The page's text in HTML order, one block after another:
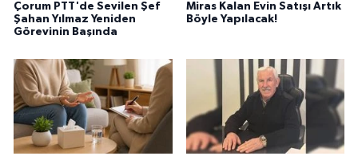
Çorum PTT'de Sevilen Şef
Şahan Yılmaz Yeniden
Görevinin Başında
Miras Kalan Evin Satışı Artık
Böyle Yapılacak!